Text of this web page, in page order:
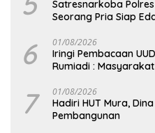
Satresnarkoba
Seorang Pria Siap
6 01/08/2026
Iringi Pembacaan
Rumiadi : Masyarakat
7 01/08/2026
Hadiri HUT Mura,
Pembangunan